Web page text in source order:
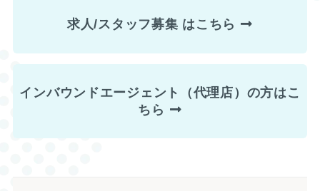
求人/スタッフ募集 はこちら
インバウンドエージェント（代理店）の方はこ
ちら